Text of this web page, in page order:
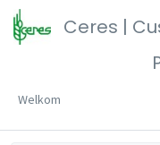
Ceres |
Welkom